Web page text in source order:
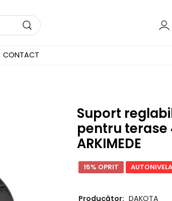
CONTACT
Suport
pentru terase
ARKIMEDE
15% OPRIT
Producător: DAKOTA